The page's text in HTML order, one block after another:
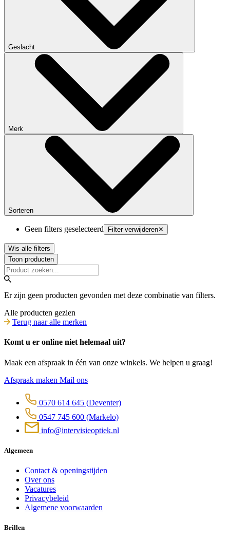
Geslacht
Merk
Sorteren
Geen filters geselecteerd Filter verwijderen✕
Wis alle filters
Toon producten
Er zijn geen producten gevonden met deze combinatie van filters.
Alle producten gezien
Terug naar alle merken
Komt u er online niet helemaal uit?
Maak een afspraak in één van onze winkels. We helpen u graag!
Afspraak maken Mail ons
0570 614 645 (Deventer)
0547 745 600 (Markelo)
info@intervisieoptiek.nl
Algemeen
Contact & openingstijden
Over ons
Vacatures
Privacybeleid
Algemene voorwaarden
Brillen